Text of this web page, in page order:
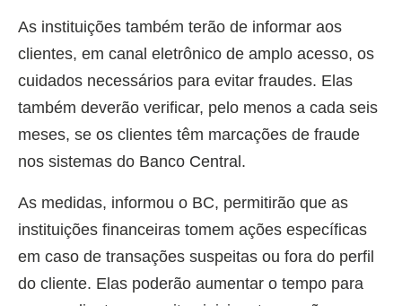
As instituições também terão de informar aos
clientes, em canal eletrônico de amplo acesso, os
cuidados necessários para evitar fraudes. Elas
também deverão verificar, pelo menos a cada seis
meses, se os clientes têm marcações de fraude
nos sistemas do Banco Central.
As medidas, informou o BC, permitirão que as
instituições financeiras tomem ações específicas
em caso de transações suspeitas ou fora do perfil
do cliente. Elas poderão aumentar o tempo para